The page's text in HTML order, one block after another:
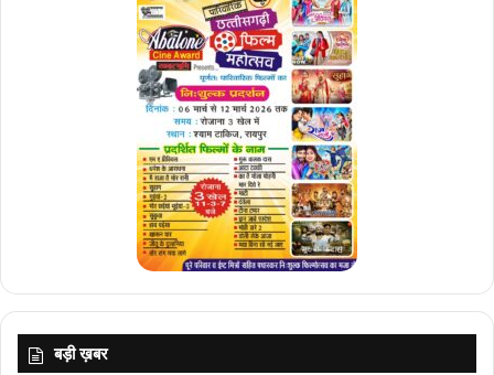
जबकि ईरान संपर्क और क्षेत्रीय संकट प्रबंधन के लिए आवश्यक साझेदार बना
रहेगा. रेस्टेली ने कहा कि प्रधानमंत्री मोदी की अबू धाबी यात्रा ने यह स्पष्ट किया
कि भारत अब केवल तेल आयातक देश के रूप में नहीं, बल्कि अपने हितों और
रणनीतिक विकल्पों के साथ एक प्रभावशाली शक्ति के रूप में पश्चिम एशिया में
अपनी भूमिका तय कर रहा है।
बड़ी ख़बर